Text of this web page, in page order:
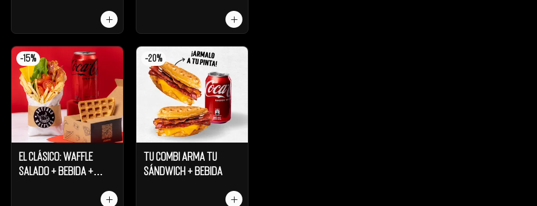
-15%
El Clásico: Waffle
Salado + Bebida +
-20%
Tu Combi Arma tu
Sándwich + Bebida